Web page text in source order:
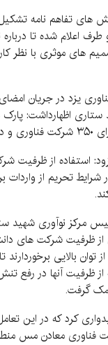
های تفاهم نامه
طرف اعلام شده تا
های موثری با نظر
یزد در جریان
ستاری اظهارداشت:
استفاده از ظرفیت
شرایط تحریم از
مرکز نوآوری شهید
ظرفیت شرکت های
توان بالایی برخوردارند
از ظرفیت آنها در رفع
گرفت.
کرد که در این
فناوری معادن مس